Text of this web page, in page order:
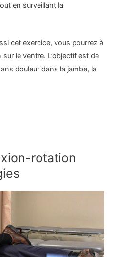
en surveillant la
cet exercice, vous pourrez à
le ventre. L’objectif est de
douleur dans la jambe, la
rotation